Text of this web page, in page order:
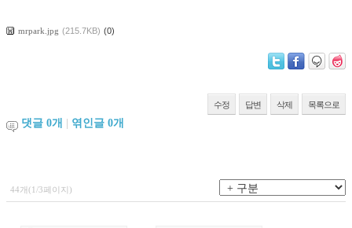
mrpark.jpg (215.7KB) (0)
수정 답변 삭제 목록으로
댓글 0개 엮인글 0개
44개(1/3페이지)